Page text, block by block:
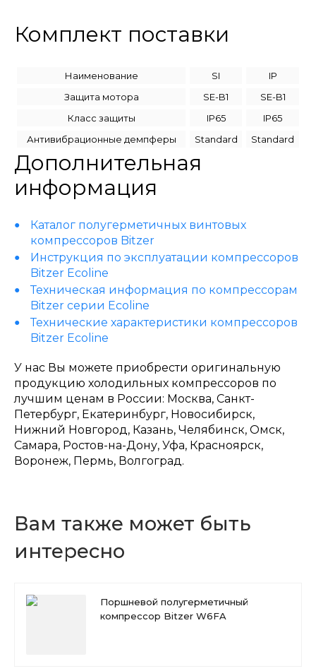
Комплект поставки
Наименование SI
IP
Защита мотора
SE-B1
SE-B1
Класс защиты
IP65
IP65
Антивибрационные демпферы
Standard Standard
Дополнительная
информация
Каталог полугерметичных винтовых
компрессоров Bitzer
Инструкция по эксплуатации компрессоров
Bitzer Ecoline
Техническая информация по компрессорам
Bitzer серии Ecoline
Технические характеристики компрессоров
Bitzer Ecoline
У нас Вы можете приобрести оригинальную
продукцию холодильных компрессоров по
лучшим ценам в России: Москва, Санкт-
Петербург, Екатеринбург, Новосибирск,
Нижний Новгород, Казань, Челябинск, Омск,
Самара, Ростов-на-Дону, Уфа, Красноярск,
Воронеж, Пермь, Волгоград.
Вам также может быть
интересно
Поршневой полугерметичный
компрессор Bitzer W6FA